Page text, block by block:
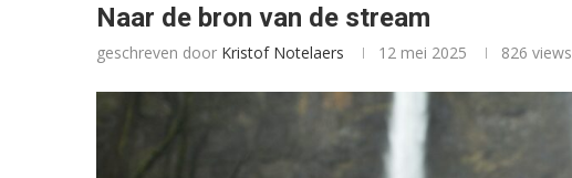
Naar de bron van de stream
geschreven door Kristof Notelaers 12 mei 2025 826 views